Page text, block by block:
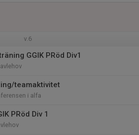
v.6
GGIK PRöd Div1
teamaktivitet
i alfa
PRöd Div 1